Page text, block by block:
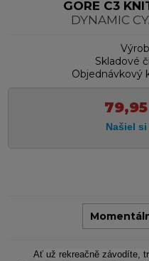
GORE C3
DYNAMIC
Skladové
Objednávkový
79,95
Ať už rekreačně závodíte,